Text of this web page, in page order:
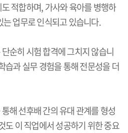
적합하며, 가사와 육아를 병행하
업무로 인식되고 있습니다.
순히 시험 합격에 그치지 않습니
습과 실무 경험을 통해 전문성을 더
해 선후배 간의 유대 관계를 형성
도 이 직업에서 성공하기 위한 중요